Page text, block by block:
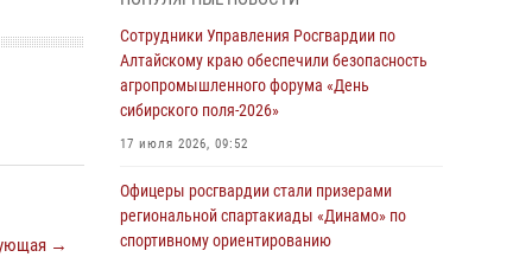
→
бойцы ОМОН «Алтай» провели военно-
патриотическое мероприятие для детей в
лагере «Звёздный»
05 июля 2026, 11:13
Росгвардия Алтайского края приняла участие
храбрости»
04 июля 2026, 11:09
Сотрудники Управления Росгвардии по
Алтайскому краю обеспечили безопасность
агропромышленного форума «День
сибирского поля-2026»
17 июля 2026, 09:52
Офицеры росгвардии стали призерами
региональной спартакиады «Динамо» по
спортивному ориентированию